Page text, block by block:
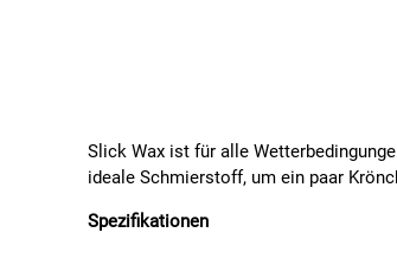
Slick Wax ist für alle
ideale Schmierstoff, um ein paar
Spezifikationen